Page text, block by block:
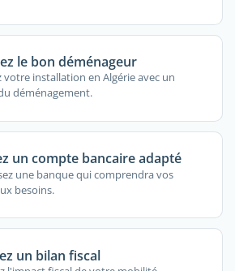
le bon déménageur
votre installation en Algérie avec un
déménagement.
un compte bancaire adapté
une banque qui comprendra vos
besoins.
un bilan fiscal